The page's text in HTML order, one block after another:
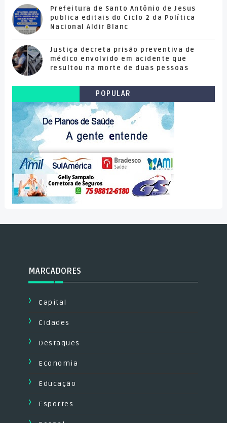
Prefeitura de Santo Antônio de Jesus
publica editais do Ciclo 2 da Política
Nacional Aldir Blanc
Justiça decreta prisão preventiva de
médico envolvido em acidente que
resultou na morte de duas pessoas
POPULAR
MARCADORES
Capital
Cidades
Destaques
Economia
Educação
Esportes